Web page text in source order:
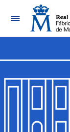
Erakutsi/
Erakutsi/